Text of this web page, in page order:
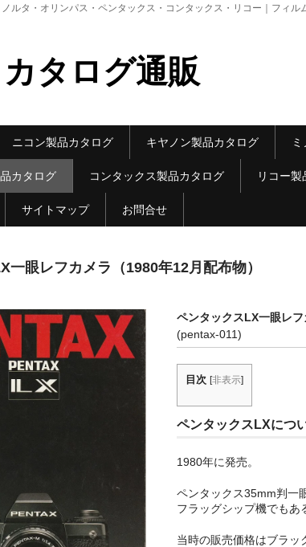
ルタ・オリンパス・ペンタックス・コンタックス・リコー｜フィ
タログ通販
ニコン製品カタログ キヤノン製品カタログ
カタログ コンタックス製品カタログ リコー
サイトマップ お問合せ
一眼レフカメラ（1980年12月配布物）
ペンタックスLX一眼レフ
(pentax-011)
目次 [非表示]
ペンタックスLXにつ
1980年に発売。
ペンタックス35mm判一
フラッグシップ機でもあ
当時の販売価格はブラッ